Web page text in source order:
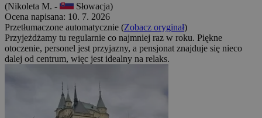
(Nikoleta M. -
Słowacja)
Ocena napisana: 10. 7. 2026
Przetłumaczone automatycznie (Zobacz oryginał)
Przyjeżdżamy tu regularnie co najmniej raz w roku. Piękne
otoczenie, personel jest przyjazny, a pensjonat znajduje się nieco
dalej od centrum, więc jest idealny na relaks.